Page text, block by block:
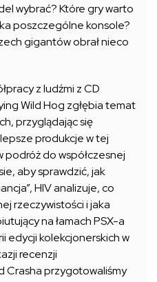
wybrać? Które gry warto
poszczególne konsole?
gigantów obrał nieco
z ludźmi z CD
Wild Hog zgłębia temat
przyglądając się
produkcje w tej
podróż do współczesnej
aby sprawdzić, jak
HIV analizuje, co
rzeczywistości i jaka
na łamach PSX-a
edycji kolekcjonerskich w
recenzji
Crasha przygotowaliśmy